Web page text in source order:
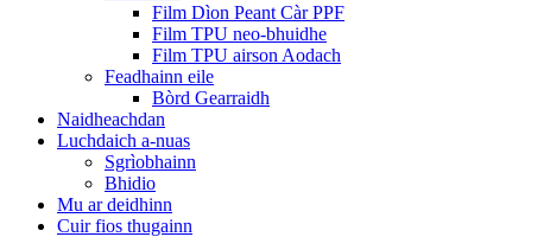
Film Dìon Peant Càr PPF
Film TPU neo-bhuidhe
Film TPU airson Aodach
Feadhainn eile
Bòrd Gearraidh
Naidheachdan
Luchdaich a-nuas
Sgrìobhainn
Bhidio
Mu ar deidhinn
Cuir fios thugainn